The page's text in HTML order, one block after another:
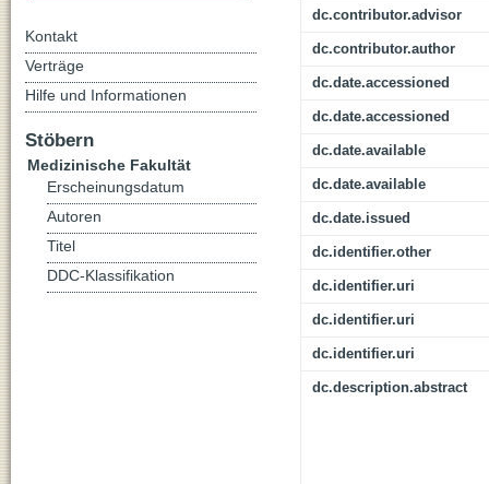
dc.contributor.advisor
dc.contributor.author
dc.date.accessioned
dc.date.accessioned
dc.date.available
dc.date.available
dc.date.issued
dc.identifier.other
dc.identifier.uri
dc.identifier.uri
dc.identifier.uri
dc.description.abstract
Kontakt
Verträge
Hilfe und Informationen
Stöbern
Medizinische Fakultät
Erscheinungsdatum
Autoren
Titel
DDC-Klassifikation